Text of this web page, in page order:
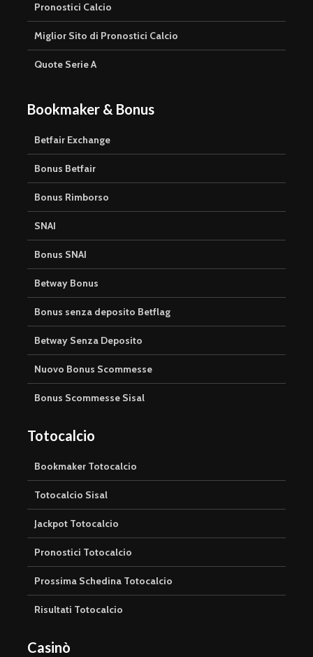
Pronostici Calcio
Miglior Sito di Pronostici Calcio
Quote Serie A
Bookmaker & Bonus
Betfair Exchange
Bonus Betfair
Bonus Rimborso
SNAI
Bonus SNAI
Betway Bonus
Bonus senza deposito Betflag
Betway Senza Deposito
Nuovo Bonus Scommesse
Bonus Scommesse Sisal
Totocalcio
Bookmaker Totocalcio
Totocalcio Sisal
Jackpot Totocalcio
Pronostici Totocalcio
Prossima Schedina Totocalcio
Risultati Totocalcio
Casinò